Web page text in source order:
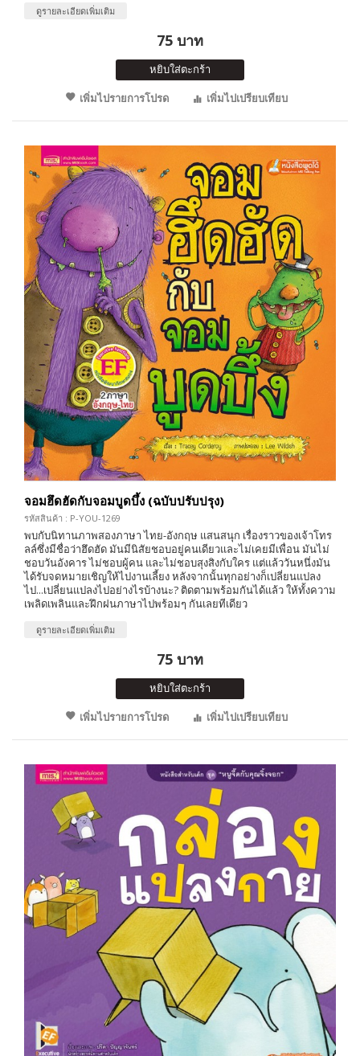
ดูรายละเอียดเพิ่มเติม
75 บาท
หยิบใส่ตะกร้า
เพิ่มไปรายการโปรด
เพิ่มไปเปรียบเทียบ
จอมฮึดฮัดกับจอมบูดบึ้ง (ฉบับปรับปรุง)
รหัสสินค้า : P-YOU-1269
พบกับนิทานภาพสองภาษา ไทย-อังกฤษ แสนสนุก เรื่องราวของเจ้าโทร
ลล์ซึ่งมีชื่อว่าฮึดฮัด มันมีนิสัยชอบอยู่คนเดียวและไม่เคยมีเพื่อน มันไม่
ชอบวันอังคาร ไม่ชอบผู้คน และไม่ชอบสุงสิงกับใคร แต่แล้ววันหนึ่งมัน
ได้รับจดหมายเชิญให้ไปงานเลี้ยง หลังจากนั้นทุกอย่างก็เปลี่ยนแปลง
ไป...เปลี่ยนแปลงไปอย่างไรบ้างนะ? ติดตามพร้อมกันได้แล้ว ให้ทั้งความ
เพลิดเพลินและฝึกฝนภาษาไปพร้อมๆ กันเลยทีเดียว
ดูรายละเอียดเพิ่มเติม
75 บาท
หยิบใส่ตะกร้า
เพิ่มไปรายการโปรด
เพิ่มไปเปรียบเทียบ